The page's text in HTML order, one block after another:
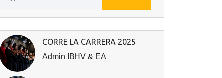
CORRE LA CARRERA 2025
Admin IBHV & EA